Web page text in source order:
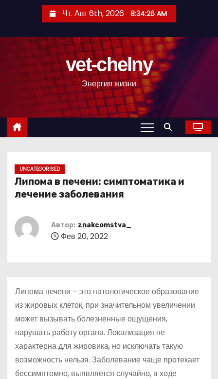
с
Чт. Авг 6th, 2026 8:34:27 AM
vet-chelny
Энергия жизни
UNCATEGORISED
Липома в печени: симптоматика и
лечение заболевания
Автор: znakcomstva_
Фев 20, 2022
Липома печени – это патологическое образование
из жировых клеток, при значительном увеличении
может вызывать болезненные ощущения,
нарушать работу органа. Локализация не
характерна для жировика, но исключать такую
возможность нельзя. Заболевание чаще протекает
бессимптомно, выявляется случайно, в ходе